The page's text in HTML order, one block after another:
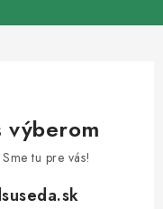
výberom
tu pre vás!